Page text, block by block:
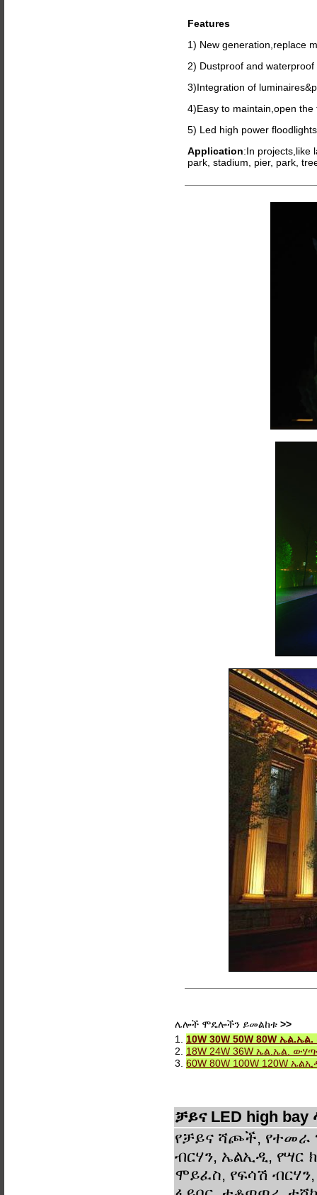
Features
1) New generation,replace
2) Dustproof and
3)Integration of
4)Easy to maintain,open
5) Led high power
Application:In projects,like
park, stadium, pier, park,
ሌሎች ሞዴሎችን ይመልከቱ >>
1. 10W 30W 50W 80W
2. 18W 24W 36W ኤል.ኤል.
3. 60W 80W 100W 120W
ቻይና LED high
የቻይና ሻጮች, የተመራ
ብርሃን, ኤልኢዲ, የሣር
ሞይፈስ, የፍሳሽ